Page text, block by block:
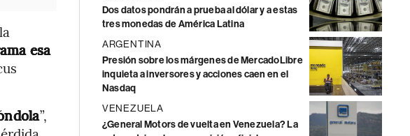
esa
”,
Dos datos pondrán a prueba al dólar y a estas
tres monedas de América Latina
ARGENTINA
Presión sobre los márgenes de MercadoLibre
inquieta a inversores y acciones caen en el
Nasdaq
VENEZUELA
¿General Motors de vuelta en Venezuela? La